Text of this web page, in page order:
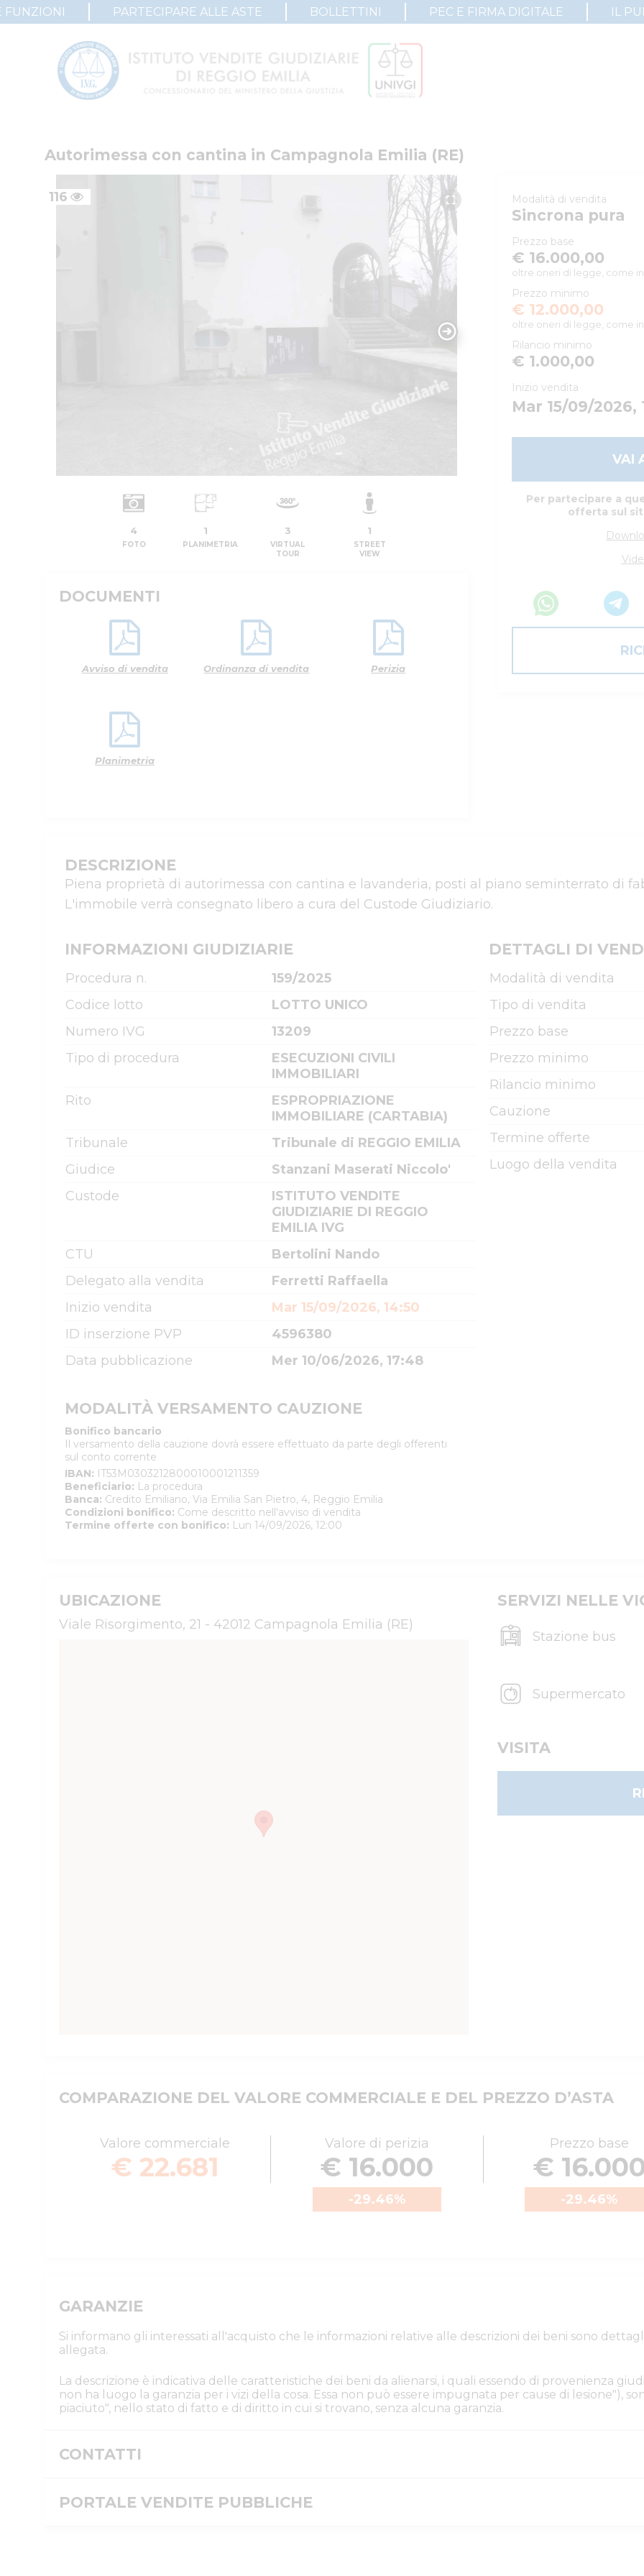
FUNZIONI PARTECIPARE ALLE ASTE BOLLETTINI PEC E FIRMA DIGITALE IL
Autorimessa con cantina in Campagnola Emilia (RE)
116
4
FOTO
1
PLANIMETRIA
3
VIRTUAL
TOUR
1
STREET
VIEW
DOCUMENTI
Avviso di vendita Ordinanza di vendita Perizia
Planimetria
Modalità di vendita
Sincrona pura
Prezzo base
€ 16.000,00
oltre oneri di legge, come
Prezzo minimo
€ 12.000,00
oltre oneri di legge, come
Rilancio minimo
€ 1.000,00
Inizio vendita
Mar 15/09/2026,
VAI
Per partecipare a
offerta sul
DESCRIZIONE
Piena proprietà di autorimessa con cantina e lavanderia, posti al piano seminterrato di
L'immobile verrà consegnato libero a cura del Custode Giudiziario.
INFORMAZIONI GIUDIZIARIE
Procedura n.
159/2025
Codice lotto
LOTTO UNICO
Numero IVG
13209
Tipo di procedura
ESECUZIONI CIVILI
IMMOBILIARI
Rito
ESPROPRIAZIONE
IMMOBILIARE (CARTABIA)
Tribunale
Tribunale di REGGIO EMILIA
Giudice
Stanzani Maserati Niccolo'
Custode
ISTITUTO VENDITE
GIUDIZIARIE DI REGGIO
EMILIA IVG
CTU
Bertolini Nando
Delegato alla vendita
Ferretti Raffaella
Inizio vendita
Mar 15/09/2026, 14:50
ID inserzione PVP
4596380
Data pubblicazione
Mer 10/06/2026, 17:48
DETTAGLI DI
Modalità di vendita
Tipo di vendita
Prezzo base
Prezzo minimo
Rilancio minimo
Cauzione
Termine offerte
Luogo della vendita
MODALITÀ VERSAMENTO CAUZIONE
Bonifico bancario
Il versamento della cauzione dovrà essere effettuato da parte degli offerenti
sul conto corrente
IBAN: IT53M0303212800010001211359
Beneficiario: La procedura
Banca: Credito Emiliano, Via Emilia San Pietro, 4, Reggio Emilia
Condizioni bonifico: Come descritto nell'avviso di vendita
Termine offerte con bonifico: Lun 14/09/2026, 12:00
UBICAZIONE
Viale Risorgimento, 21 - 42012 Campagnola Emilia (RE)
SERVIZI NELLE
Stazione bus
Supermercato
VISITA
COMPARAZIONE DEL VALORE COMMERCIALE E DEL PREZZO D’ASTA
Valore commerciale
€ 22.681
Valore di perizia
€ 16.000
-29.46%
Prezzo base
€
-29.46%
GARANZIE
Si informano gli interessati all'acquisto che le informazioni relative alle descrizioni dei beni sono
allegata.
La descrizione è indicativa delle caratteristiche dei beni da alienarsi, i quali essendo di provenienza
non ha luogo la garanzia per i vizi della cosa. Essa non può essere impugnata per cause di lesione"),
piaciuto", nello stato di fatto e di diritto in cui si trovano, senza alcuna garanzia.
CONTATTI
Numeri di telefono:0522/513174
PORTALE VENDITE PUBBLICHE